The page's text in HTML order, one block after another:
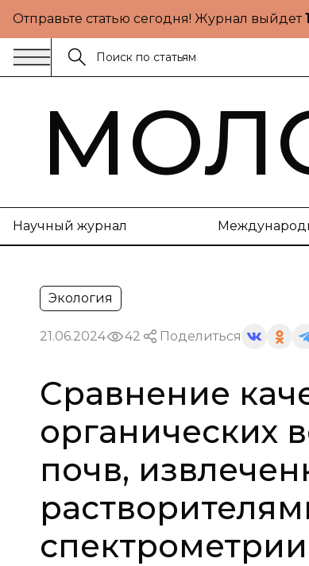
Отправьте статью сегодня! Журнал выйдет
Научный журнал
Экология
21.06.2024 42 Поделиться
Сравнение
органических
почв,
спектрометрии